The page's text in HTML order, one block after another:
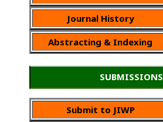
Journal History
Abstracting & Indexing
SUBMISSIONS
Submit to JIWP